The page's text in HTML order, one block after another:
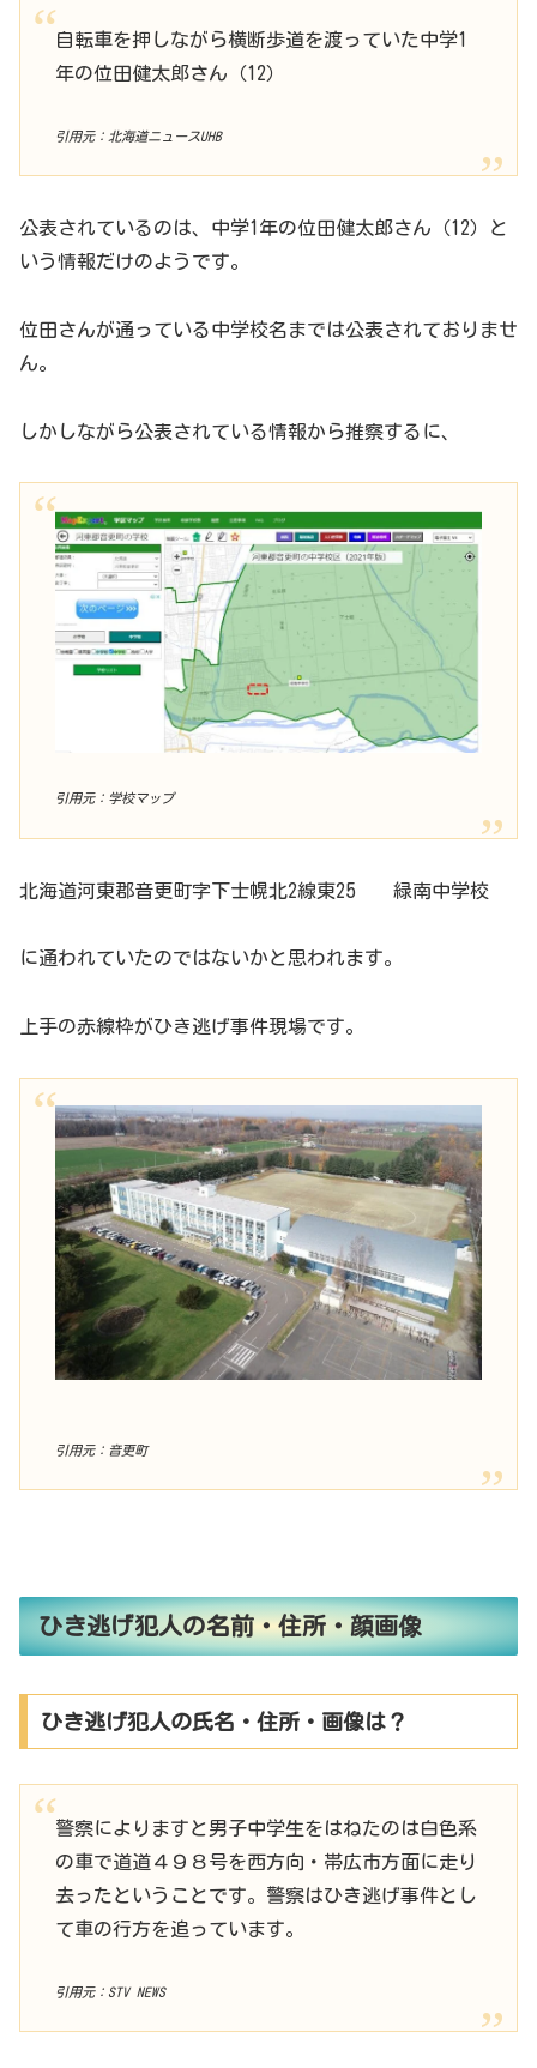
自転車を押しながら横断歩道を渡っていた中学1
年の位田健太郎さん（12）
引用元：北海道ニュースUHB
公表されているのは、中学1年の位田健太郎さん（12）と
いう情報だけのようです。
位田さんが通っている中学校名までは公表されておりませ
ん。
しかしながら公表されている情報から推察するに、
引用元：学校マップ
北海道河東郡音更町字下士幌北2線東25 緑南中学校
に通われていたのではないかと思われます。
上手の赤線枠がひき逃げ事件現場です。
引用元：音更町
ひき逃げ犯人の名前・住所・顔画像
ひき逃げ犯人の氏名・住所・画像は？
警察によりますと男子中学生をはねたのは白色系
の車で道道４９８号を西方向・帯広市方面に走り
去ったということです。警察はひき逃げ事件とし
て車の行方を追っています。
引用元：STV NEWS